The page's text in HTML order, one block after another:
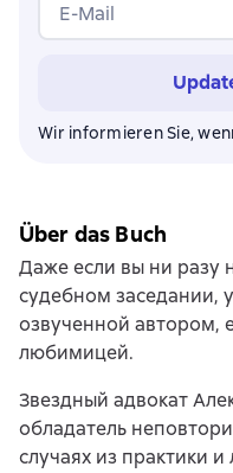
E-Mail
Wir informieren Sie,
Über das Buch
Даже если вы ни разу
судебном заседании,
озвученной автором,
любимицей.
Звездный адвокат
обладатель
случаях из практики